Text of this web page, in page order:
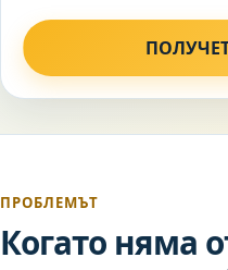
ПРОБЛЕМЪТ
Когато няма